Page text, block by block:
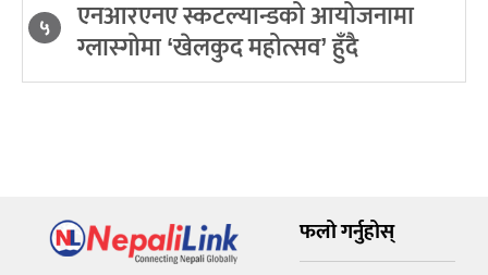
५ एनआरएनए स्कटल्यान्डको आयोजनामा
ग्लास्गोमा ‘खेलकुद महोत्सव’ हुँदै
फलो गर्नुहोस्